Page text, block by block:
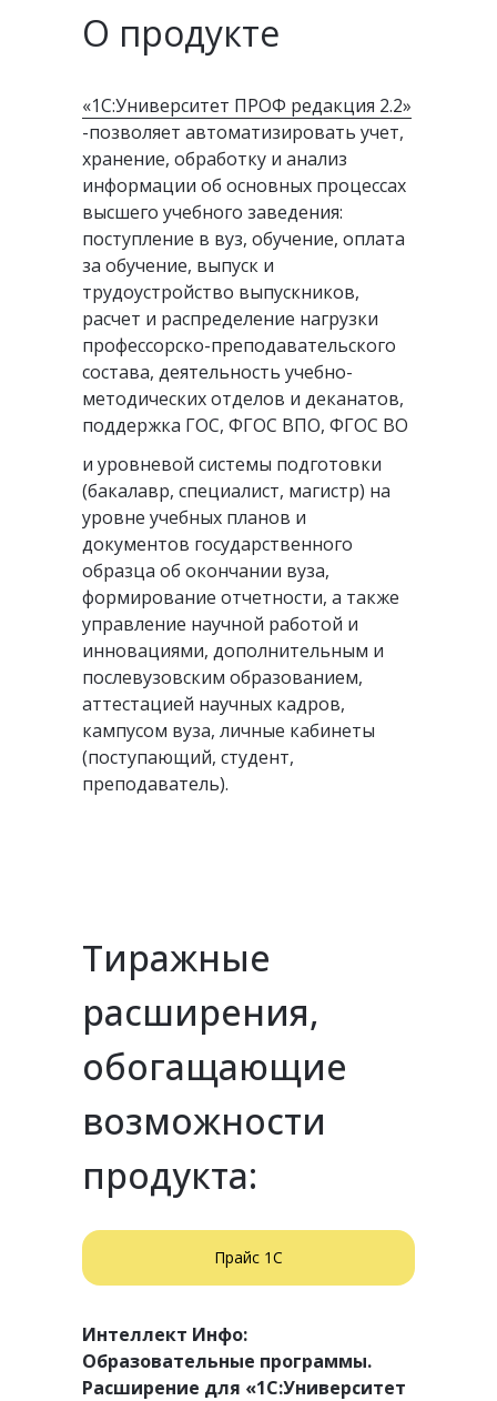
О продукте
«1С:Университет ПРОФ редакция 2.2»
-позволяет автоматизировать учет,
хранение, обработку и анализ
информации об основных процессах
высшего учебного заведения:
поступление в вуз, обучение, оплата
за обучение, выпуск и
трудоустройство выпускников,
расчет и распределение нагрузки
профессорско-преподавательского
состава, деятельность учебно-
методических отделов и деканатов,
поддержка ГОС, ФГОС ВПО, ФГОС ВО
и уровневой системы подготовки
(бакалавр, специалист, магистр) на
уровне учебных планов и
документов государственного
образца об окончании вуза,
формирование отчетности, а также
управление научной работой и
инновациями, дополнительным и
послевузовским образованием,
аттестацией научных кадров,
кампусом вуза, личные кабинеты
(поступающий, студент,
преподаватель).
Тиражные
расширения,
обогащающие
возможности
продукта:
Интеллект Инфо:
Образовательные программы.
Расширение для «1С:Университет
Прайс 1С